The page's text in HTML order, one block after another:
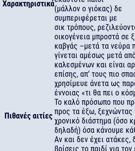
Χαρακτηριστικά
(μάλλον ο γιόκας) δε
συμπεριφέρεται με
σικ τρόπους,
οικογένεια μπροστά σε
καβγάς –μετά τα νεύρα
γίνεται αμέσως μετά
καλεσμένων και είναι
επίσης, απ’ τους πιο
χρησίμευε άνετα ως
έννοιας «τι θα πει ο
Πιθανές αιτίες
Το καλό πρόσωπο που
προς τα έξω, ξεχνώντας
χρονικό διάστημα (όσο
δηλαδή) όσα κάνουμε
Αν και δεν έχει ατάκες,
βρίσεις το παιδί για